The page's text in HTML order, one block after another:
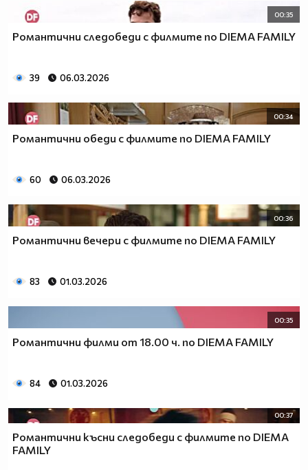
00:35
Романтични следобеди с филмите по DIEMA FAMILY
39 06.03.2026
00:34
Романтични обеди с филмите по DIEMA FAMILY
60 06.03.2026
00:36
Романтични вечери с филмите по DIEMA FAMILY
83 01.03.2026
00:35
Романтични филми от 18.00 ч. по DIEMA FAMILY
84 01.03.2026
00:37
Романтични късни следобеди с филмите по DIEMA
FAMILY